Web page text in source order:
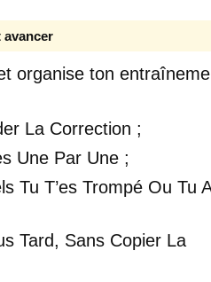
avancer
organise ton
La Correction ;
Une Par Une ;
Tu T’es Trompé Ou Tu
Tard, Sans Copier La